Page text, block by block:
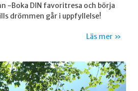
-Boka DIN favoritresa och börja
drömmen går i uppfyllelse!
Läs mer